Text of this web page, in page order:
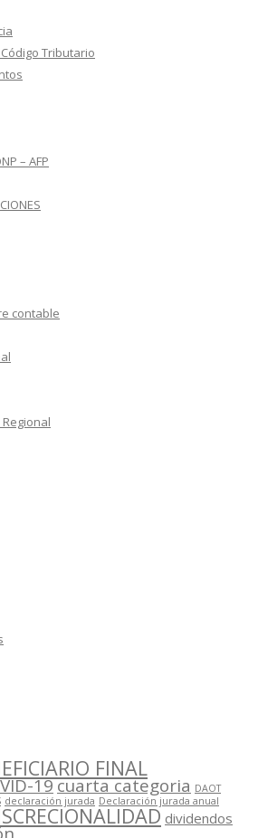
Tributario
– AFP
contable
FINAL
19cuarta categoria DAOT
declaración jurada Declaración jurada anual
dividendos